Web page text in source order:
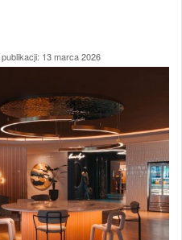
publikacji: 13 marca 2026